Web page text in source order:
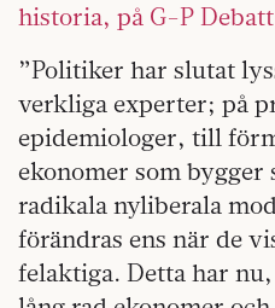
historia, på G-P Debatt
”Politiker har slutat
verkliga experter; på
epidemiologer, till
ekonomer som
radikala nyliberala
förändras ens när de
felaktiga. Detta har